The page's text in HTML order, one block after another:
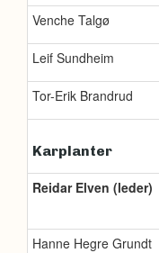
Venche Talgø
Leif Sundheim
Tor-Erik Brandrud
Karplanter
Reidar Elven (leder)
Hanne Hegre Grundt